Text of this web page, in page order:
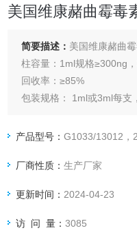
美国维康赭曲霉毒
简要描述： 美国维康赭曲
柱容量：1ml规格≥300ng
回收率：≥85%
包装规格： 1ml或3ml每支
产品型号：G1033/13012，
厂商性质：生产厂家
更新时间： 2024-04-23
访 问 量：3085